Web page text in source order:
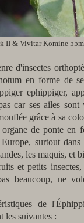
II & Vivitar Komine
d'insectes
en forme de
ephippiger,
car ses ailes sont
grâce à sa
de ponte en
surtout
les maquis, et
et petits
beaucoup, ne
de
les suivantes :